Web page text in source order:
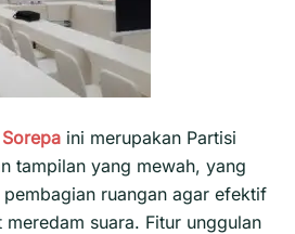
ini merupakan Partisi
tampilan yang mewah, yang
ruangan agar efektif
suara. Fitur unggulan